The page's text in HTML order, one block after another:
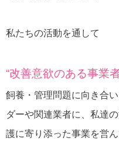
私たちの活動を通して
“改善意欲のある事業
飼養・管理問題に向き合
ダーや関連業者に、私達
護に寄り添った事業を営ん